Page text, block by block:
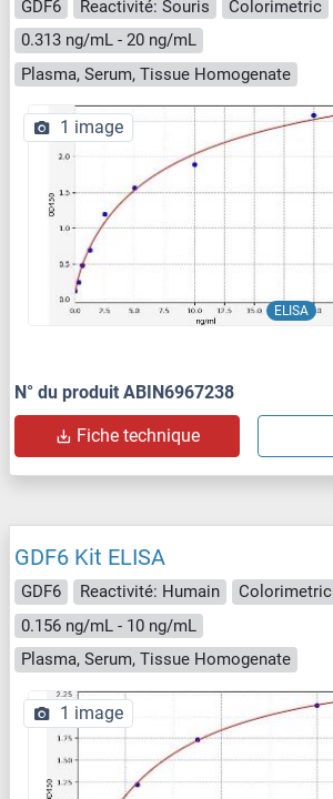
GDF6 Reactivité: Souris Colorimetric
0.313 ng/mL - 20 ng/mL
Plasma, Serum, Tissue Homogenate
ELISA
1 image
N° du produit ABIN6967238
Fiche technique
GDF6 Kit ELISA
GDF6 Reactivité: Humain Colorimetric
0.156 ng/mL - 10 ng/mL
Plasma, Serum, Tissue Homogenate
1 image